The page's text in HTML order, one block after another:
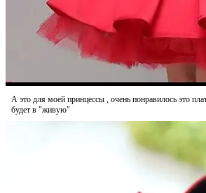
А это для моей принцессы , очень понравилось это
будет в "живую"